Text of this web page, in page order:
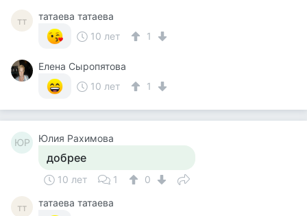
тт
татаева татаева
10 лет
1
Елена Сыропятова
10 лет
1
ЮР Юлия Рахимова
добрее
10 лет 1 0
тт
татаева татаева